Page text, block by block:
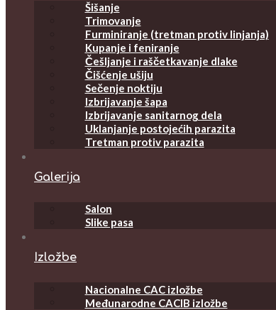
Šišanje
Trimovanje
Furminiranje (tretman protiv linjanja)
Kupanje i feniranje
Češljanje i raščetkavanje dlake
Čišćenje ušiju
Sečenje noktiju
Izbrijavanje šapa
Izbrijavanje sanitarnog dela
Uklanjanje postojećih parazita
Tretman protiv parazita
Galerija
Salon
Slike pasa
Izložbe
Nacionalne CAC izložbe
Međunarodne CACIB izložbe